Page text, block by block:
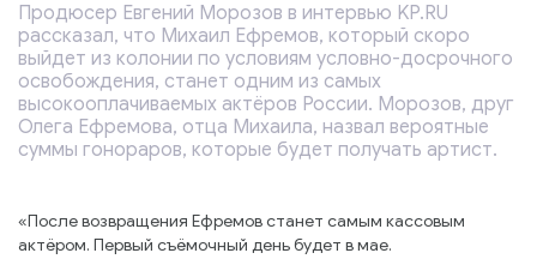
Продюсер Евгений Морозов в интервью KP.RU
рассказал, что Михаил Ефремов, который скоро
выйдет из колонии по условиям условно-досрочного
освобождения, станет одним из самых
высокооплачиваемых актёров России. Морозов, друг
Олега Ефремова, отца Михаила, назвал вероятные
суммы гонораров, которые будет получать артист.
«После возвращения Ефремов станет самым кассовым
актёром. Первый съёмочный день будет в мае.